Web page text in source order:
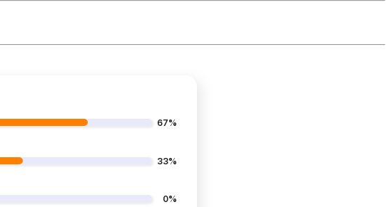
67%
33%
0%